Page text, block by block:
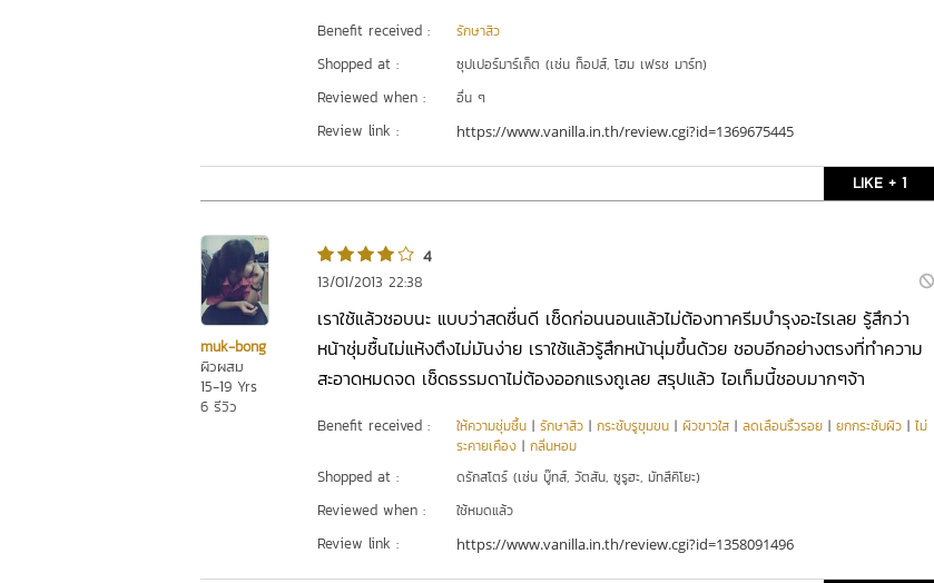
Benefit received : รักษาสิว
Shopped at : ซุปเปอร์มาร์เก็ต (เช่น ท็อปส์, โฮม เฟรช มาร์ท)
Reviewed when : อื่น ๆ
Review link : https://www.vanilla.in.th/review.cgi?id=1369675445
LIKE + 1
muk-bong
ผิวผสม
15-19 Yrs
6 รีวิว
4
13/01/2013 22:38
เราใช้แล้วชอบนะ แบบว่าสดชื่นดี เช็ดก่อนนอนแล้วไม่ต้องทาครีมบำรุงอะไรเลย รู้สึกว่า
หน้าชุ่มชื้นไม่แห้งตึงไม่มันง่าย เราใช้แล้วรู้สึกหน้านุ่มขึ้นด้วย ชอบอีกอย่างตรงที่ทำความ
สะอาดหมดจด เช็ดธรรมดาไม่ต้องออกแรงถูเลย สรุปแล้ว ไอเท็มนี้ชอบมากๆจ้า
Benefit received : ให้ความชุ่มชื้น | รักษาสิว | กระชับรูขุมขน | ผิวขาวใส | ลดเลือนริ้วรอย | ยกกระชับผิว | ไม่
ระคายเคือง | กลิ่นหอม
Shopped at : ดรักสโตร์ (เช่น บู๊ทส์, วัตสัน, ซูรูฮะ, มัทสึคิโยะ)
Reviewed when : ใช้หมดแล้ว
Review link : https://www.vanilla.in.th/review.cgi?id=1358091496